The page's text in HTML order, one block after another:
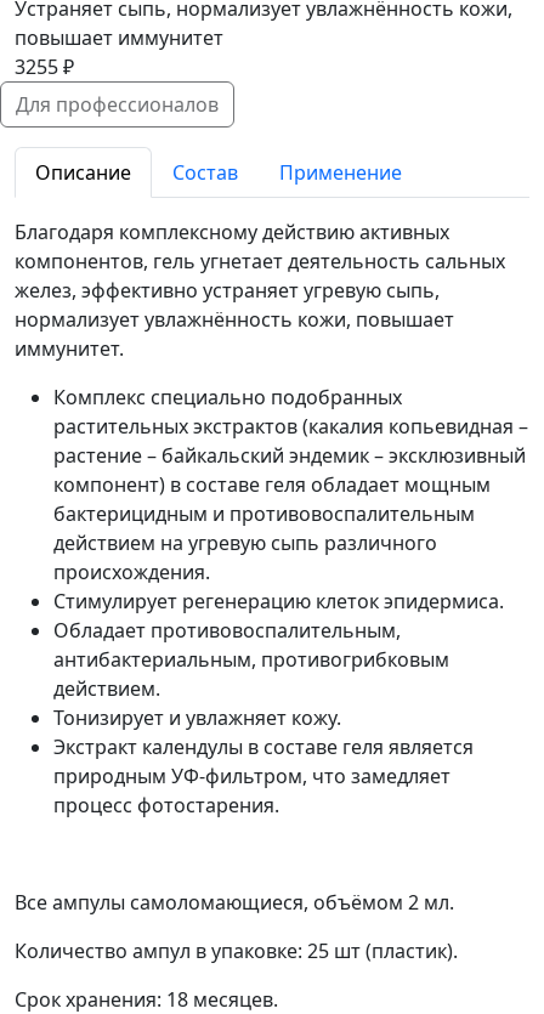
Устраняет сыпь, нормализует увлажнённость кожи,
повышает иммунитет
3255 ₽
Для профессионалов
Описание Состав Применение
Благодаря комплексному действию активных
компонентов, гель угнетает деятельность сальных
желез, эффективно устраняет угревую сыпь,
нормализует увлажнённость кожи, повышает
иммунитет.
Комплекс специально подобранных
растительных экстрактов (какалия копьевидная –
растение – байкальский эндемик – эксклюзивный
компонент) в составе геля обладает мощным
бактерицидным и противовоспалительным
действием на угревую сыпь различного
происхождения.
Стимулирует регенерацию клеток эпидермиса.
Обладает противовоспалительным,
антибактериальным, противогрибковым
действием.
Тонизирует и увлажняет кожу.
Экстракт календулы в составе геля является
природным УФ-фильтром, что замедляет
процесс фотостарения.
Все ампулы самоломающиеся, объёмом 2 мл.
Количество ампул в упаковке: 25 шт (пластик).
Срок хранения: 18 месяцев.